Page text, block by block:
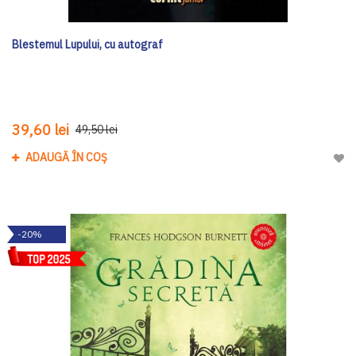
Blestemul Lupului, cu autograf
39,60 lei 49,50 lei
ADAUGĂ ÎN COȘ
-20%